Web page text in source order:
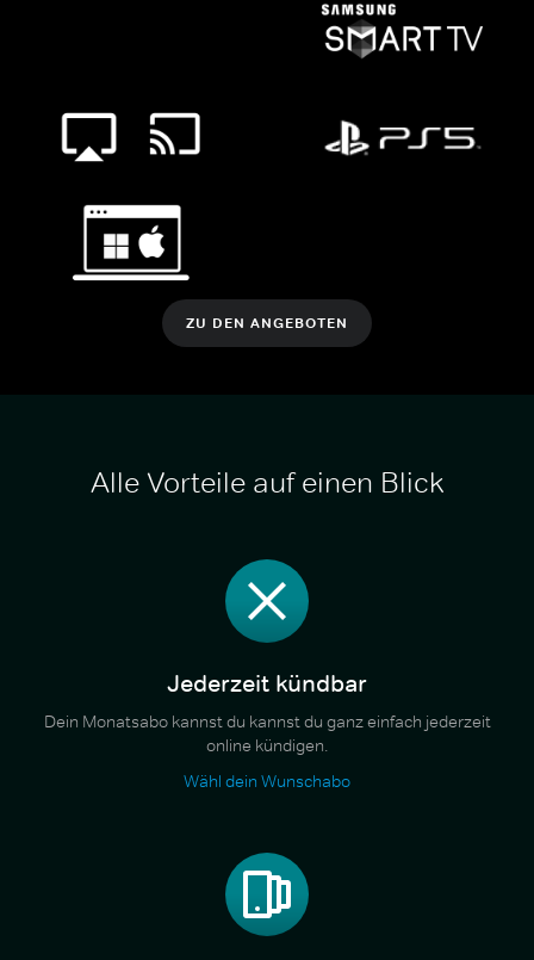
ZU DEN ANGEBOTEN
Alle Vorteile auf einen Blick
Jederzeit kündbar
Dein Monatsabo kannst du kannst du ganz einfach jederzeit
online kündigen.
Wähl dein Wunschabo